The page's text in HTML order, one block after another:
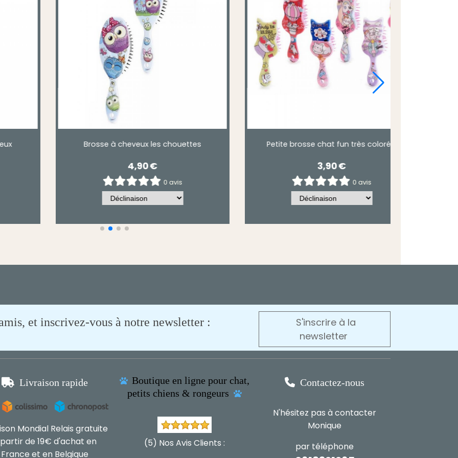
Brosse à cheveux chat et chien fun
5,50€
0 avis
Brosse à cheveux les paresseux
4,00€ 4,90
0 avis
et inscrivez-vous à notre newsletter :
S'inscrire à la
newsletter
 Livraison rapide
Mondial Relais gratuite
de 19€ d'achat en
France et en Belgique
 Boutique en ligne pour chat,
petits chiens & rongeurs

(5) Nos Avis Clients :
 Contactez-nous
N'hésitez pas à contacter
Monique
par téléphone